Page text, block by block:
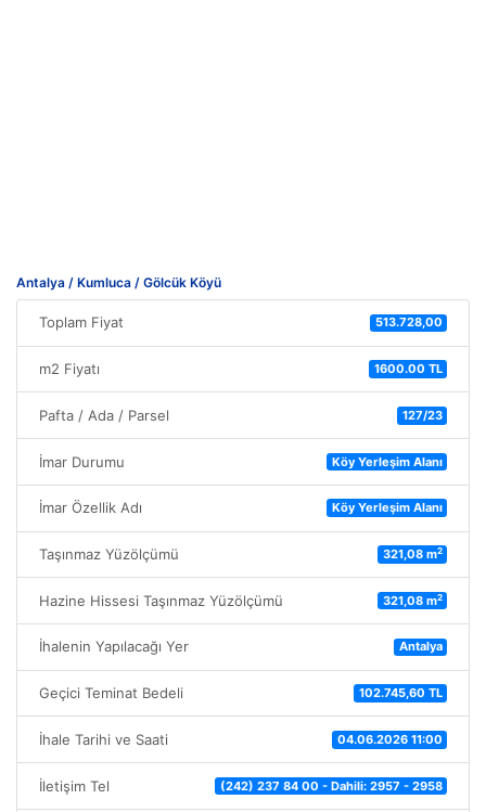
Antalya / Kumluca / Gölcük Köyü
Toplam Fiyat 513.728,00
m2 Fiyatı 1600.00 TL
Pafta / Ada / Parsel 127/23
İmar Durumu Köy Yerleşim Alanı
İmar Özellik Adı Köy Yerleşim Alanı
Taşınmaz Yüzölçümü 321,08 m2
Hazine Hissesi Taşınmaz Yüzölçümü 321,08 m2
İhalenin Yapılacağı Yer Antalya
Geçici Teminat Bedeli 102.745,60 TL
İhale Tarihi ve Saati 04.06.2026 11:00
İletişim Tel (242) 237 84 00 - Dahili: 2957 - 2958